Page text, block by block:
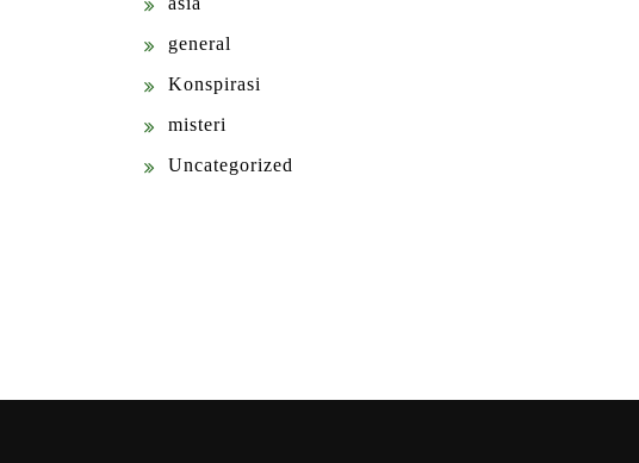
general
Konspirasi
misteri
Uncategorized